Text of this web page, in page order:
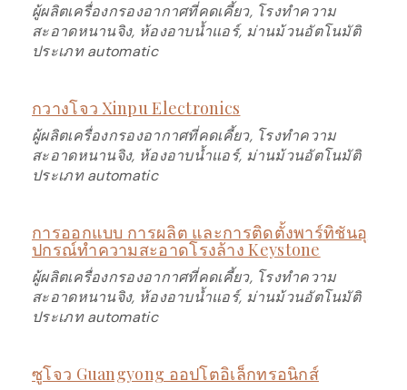
ผู้ผลิตเครื่องกรองอากาศที่คดเคี้ยว, โรงทำความ
สะอาดหนานจิง, ห้องอาบน้ำแอร์, ม่านม้วนอัตโนมัติ
ประเภท automatic
กวางโจว Xinpu Electronics
ผู้ผลิตเครื่องกรองอากาศที่คดเคี้ยว, โรงทำความ
สะอาดหนานจิง, ห้องอาบน้ำแอร์, ม่านม้วนอัตโนมัติ
ประเภท automatic
การออกแบบ การผลิต และการติดตั้งพาร์ทิชันอุ
ปกรณ์ทำความสะอาดโรงล้าง Keystone
ผู้ผลิตเครื่องกรองอากาศที่คดเคี้ยว, โรงทำความ
สะอาดหนานจิง, ห้องอาบน้ำแอร์, ม่านม้วนอัตโนมัติ
ประเภท automatic
ซูโจว Guangyong ออปโตอิเล็กทรอนิกส์